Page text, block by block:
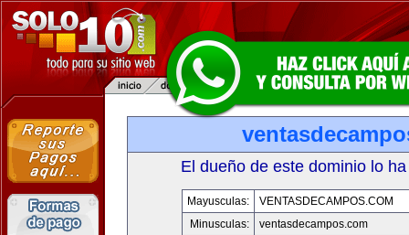
El dueño de este dominio lo
Mayusculas:
VENTASDECAMPOS.COM
Minusculas:
ventasdecampos.com